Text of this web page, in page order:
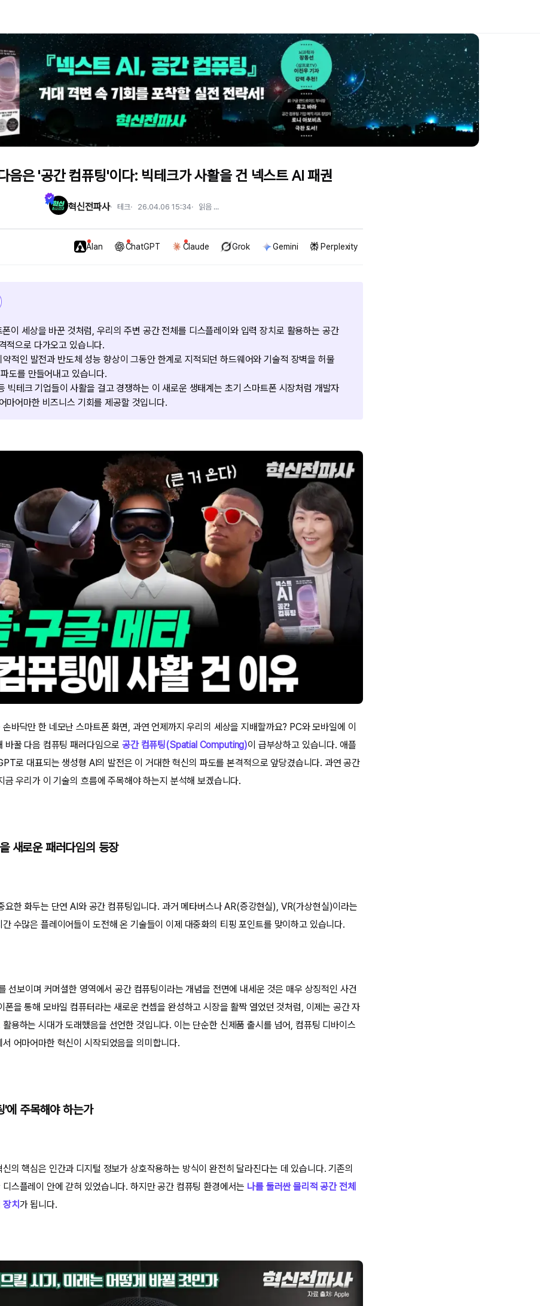
음은 '공간 컴퓨팅'이다: 빅테크가 사활을 건 넥스트 AI 패권
혁신전파사 테크 26.04.06 15:34 읽음 ...
Alan ChatGPT Claude Grok Gemini Perplexity
이 세상을 바꾼 것처럼, 우리의 주변 공간 전체를 디스플레이와 입력 장치로 활용하는 공간
적으로 다가오고 있습니다.
적인 발전과 반도체 성능 향상이 그동안 한계로 지적되던 하드웨어와 기술적 장벽을 허물
도를 만들어내고 있습니다.
빅테크 기업들이 사활을 걸고 경쟁하는 이 새로운 생태계는 초기 스마트폰 시장처럼 개발자
마어마한 비즈니스 기회를 제공할 것입니다.
바닥만 한 네모난 스마트폰 화면, 과연 언제까지 우리의 세상을 지배할까요? PC와 모바일에 이
바꿀 다음 컴퓨팅 패러다임으로공간 컴퓨팅(Spatial Computing)이 급부상하고 있습니다. 애플
로 대표되는 생성형 AI의 발전은 이 거대한 혁신의 파도를 본격적으로 앞당겼습니다. 과연 공간
금 우리가 이 기술의 흐름에 주목해야 하는지 분석해 보겠습니다.
새로운 패러다임의 등장
요한 화두는 단연 AI와 공간 컴퓨팅입니다. 과거 메타버스나 AR(증강현실), VR(가상현실)이라는
수많은 플레이어들이 도전해 온 기술들이 이제 대중화의 티핑 포인트를 맞이하고 있습니다.
선보이며 커머셜한 영역에서 공간 컴퓨팅이라는 개념을 전면에 내세운 것은 매우 상징적인 사건
폰을 통해 모바일 컴퓨터라는 새로운 컨셉을 완성하고 시장을 활짝 열었던 것처럼, 이제는 공간 자
용하는 시대가 도래했음을 선언한 것입니다. 이는 단순한 신제품 출시를 넘어, 컴퓨팅 디바이스
어마어마한 혁신이 시작되었음을 의미합니다.
'에 주목해야 하는가
의 핵심은 인간과 디지털 정보가 상호작용하는 방식이 완전히 달라진다는 데 있습니다. 기존의
스플레이 안에 갇혀 있었습니다. 하지만 공간 컴퓨팅 환경에서는 나를 둘러싼 물리적 공간 전체
치가 됩니다.